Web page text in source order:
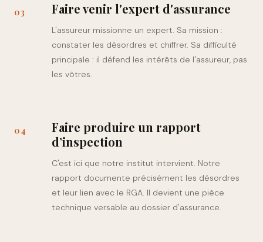
03 Faire venir l'expert d'assurance
L'assureur missionne un expert. Sa mission :
constater les désordres et chiffrer. Sa difficulté
principale : il défend les intérêts de l'assureur, pas
les vôtres.
04
Faire produire un rapport
d’inspection
C'est ici que notre institut intervient. Notre
rapport documente précisément les désordres
et leur lien avec le RGA. Il devient une pièce
technique versable au dossier d'assurance.